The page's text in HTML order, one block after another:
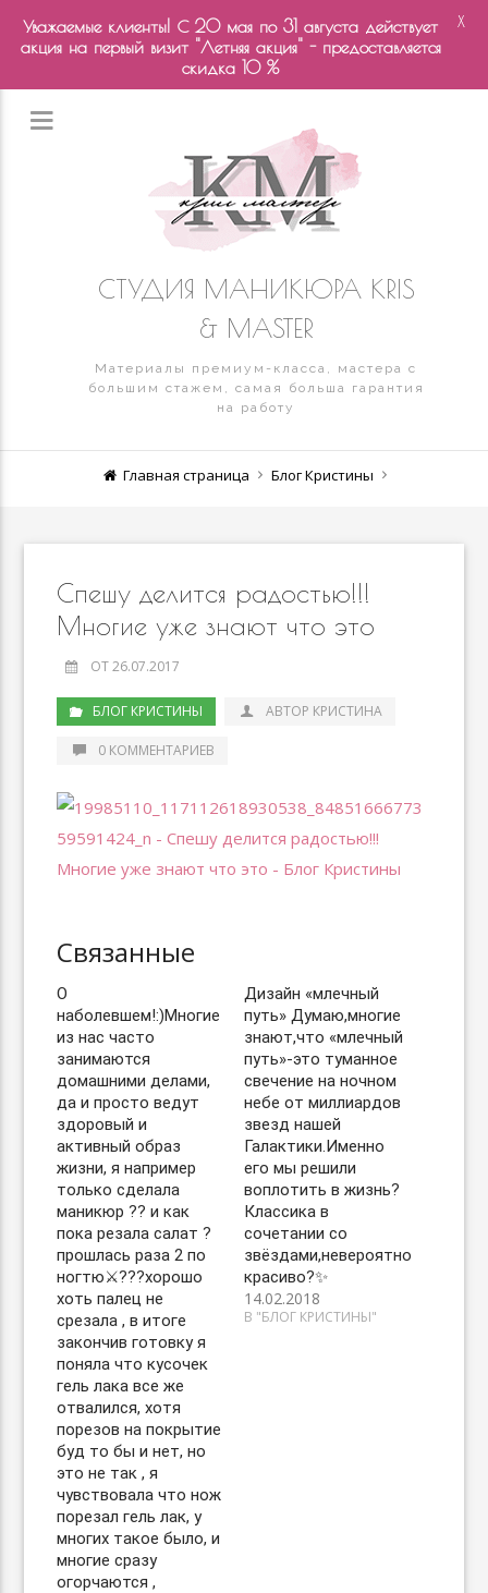
СТУДИЯ МАНИКЮРА KRIS
& MASTER
Материалы премиум-класса, мастера с
большим стажем, самая больша гарантия
на работу
Главная страница Блог Кристины
Спешу делится радостью!!!
Многие уже знают что это
ОТ 26.07.2017
БЛОГ КРИСТИНЫ АВТОР КРИСТИНА
0 КОММЕНТАРИЕВ
Связанные
О
наболевшем!:)Многие
из нас часто
занимаются
домашними делами,
да и просто ведут
здоровый и
активный образ
жизни, я например
только сделала
маникюр ?? и как
пока резала салат ?
прошлась раза 2 по
ногтю⚔️???хорошо
хоть палец не
срезала , в итоге
закончив готовку я
поняла что кусочек
гель лака все же
отвалился, хотя
порезов на покрытие
буд то бы и нет, но
это не так , я
чувствовала что нож
порезал гель лак, у
многих такое было, и
многие сразу
огорчаются ,
Дизайн «млечный
путь» Думаю,многие
знают,что «млечный
путь»-это туманное
свечение на ночном
небе от миллиардов
звезд нашей
Галактики.Именно
его мы решили
воплотить в жизнь?
Классика в
сочетании со
звёздами,невероятно
красиво?✨
14.02.2018
В "БЛОГ КРИСТИНЫ"
Уважаемые клиенты! С 20 мая по 31 августа действует
акция на первый визит "Летняя акция" - предоставляется
скидка 10 %
X